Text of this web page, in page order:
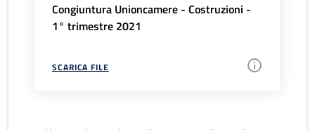
Congiuntura Unioncamere - Costruzioni -
1° trimestre 2021
SCARICA FILE